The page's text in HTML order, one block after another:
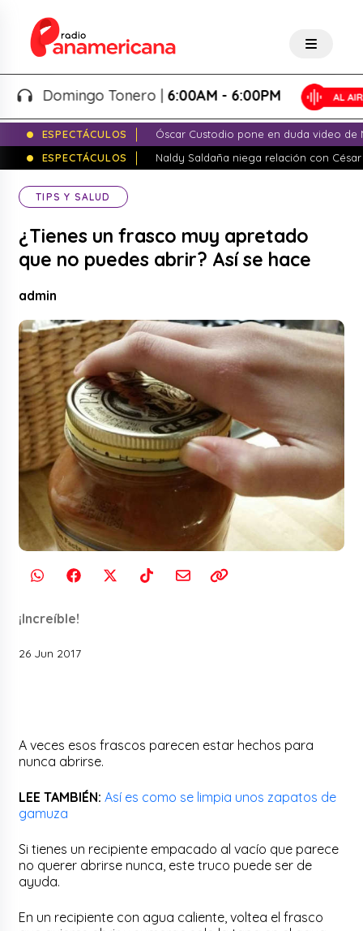
Domingo Tonero |6:00AM - 6:00PM
ESPECTÁCULOS
Óscar Custodio pone en duda video de
ESPECTÁCULOS
Naldy Saldaña niega relación con
TIPS Y SALUD
¿Tienes un frasco muy apretado
que no puedes abrir? Así se hace
admin
¡Increíble!
26 Jun 2017
A veces esos frascos parecen estar hechos para
nunca abrirse.
LEE TAMBIÉN: Así es como se limpia unos zapatos de
gamuza
Si tienes un recipiente empacado al vacío que parece
no querer abrirse nunca, este truco puede ser de
ayuda.
En un recipiente con agua caliente, voltea el frasco